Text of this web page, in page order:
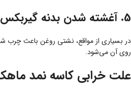
5. آغشته شدن بدنه گیربکس به روغن
در بسیاری از مواقع، نشتی روغن باعث چرب
روی آن می‌شود.
علت خرابی کاسه نمد